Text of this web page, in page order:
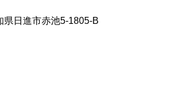
県日進市赤池5-1805-B